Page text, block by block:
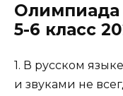
Олимпиада
5-6 класс
1. В русском
и звуками не